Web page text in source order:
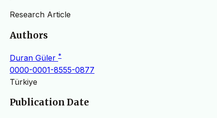
Research Article
Authors
Duran Güler *
0000-0001-8555-0877
Türkiye
Publication Date